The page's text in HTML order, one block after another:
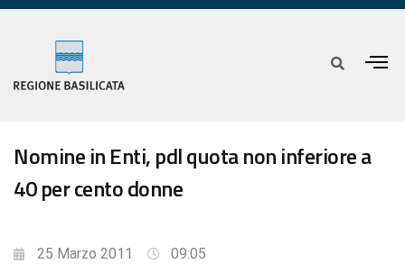
Nomine in Enti, pdl quota non inferiore a
40 per cento donne
25 Marzo 2011 09:05